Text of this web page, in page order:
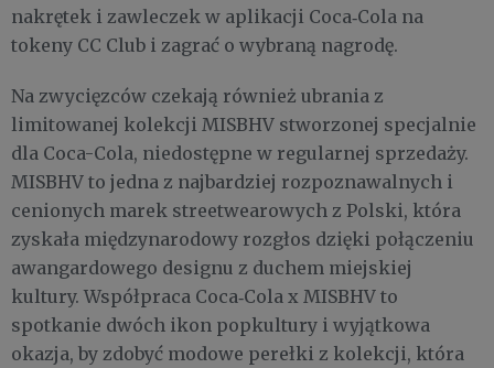
nakrętek i zawleczek w aplikacji Coca‑Cola na
tokeny CC Club i zagrać o wybraną nagrodę.
Na zwycięzców czekają również ubrania z
limitowanej kolekcji MISBHV stworzonej specjalnie
dla Coca-Cola, niedostępne w regularnej sprzedaży.
MISBHV to jedna z najbardziej rozpoznawalnych i
cenionych marek streetwearowych z Polski, która
zyskała międzynarodowy rozgłos dzięki połączeniu
awangardowego designu z duchem miejskiej
kultury. Współpraca Coca‑Cola x MISBHV to
spotkanie dwóch ikon popkultury i wyjątkowa
okazja, by zdobyć modowe perełki z kolekcji, która